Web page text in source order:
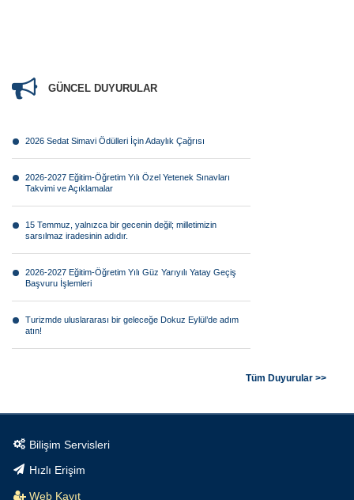
GÜNCEL DUYURULAR
2026 Sedat Simavi Ödülleri İçin Adaylık Çağrısı
2026-2027 Eğitim-Öğretim Yılı Özel Yetenek Sınavları
Takvimi ve Açıklamalar
15 Temmuz, yalnızca bir gecenin değil; milletimizin
sarsılmaz iradesinin adıdır.
2026-2027 Eğitim-Öğretim Yılı Güz Yarıyılı Yatay Geçiş
Başvuru İşlemleri
Turizmde uluslararası bir geleceğe Dokuz Eylül’de adım
atın!
verin!
Tarımın geleceği teknolojiyle şekilleniyor.
Tüm Duyurular >>
Bilişim Servisleri
Hızlı Erişim
Web Kayıt